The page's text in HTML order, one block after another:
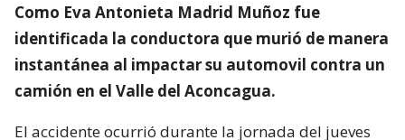
Como Eva Antonieta Madrid Muñoz fue
identificada la conductora que murió de manera
instantánea al impactar su automovil contra un
camión en el Valle del Aconcagua.
El accidente ocurrió durante la jornada del jueves